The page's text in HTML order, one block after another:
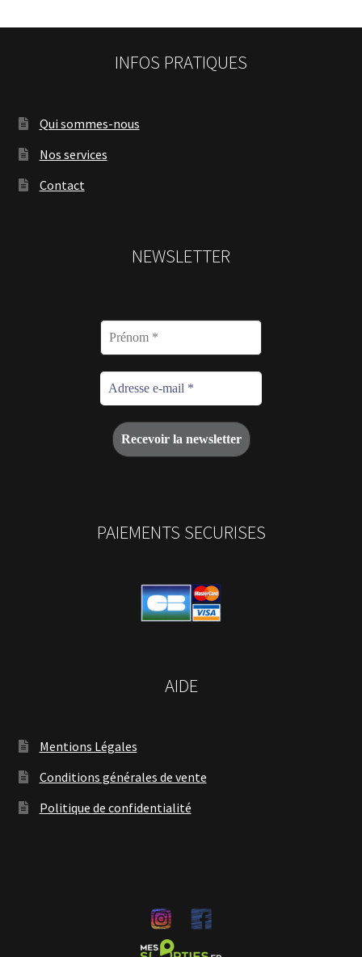
INFOS PRATIQUES
Qui sommes-nous
Nos services
Contact
NEWSLETTER
PAIEMENTS SECURISES
AIDE
Mentions Légales
Conditions générales de vente
Politique de confidentialité